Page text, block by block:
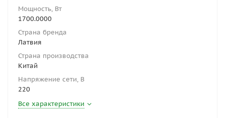
Мощность, Вт
1700.0000
Страна бренда
Латвия
Страна производства
Китай
Напряжение сети, В
220
Все характеристики